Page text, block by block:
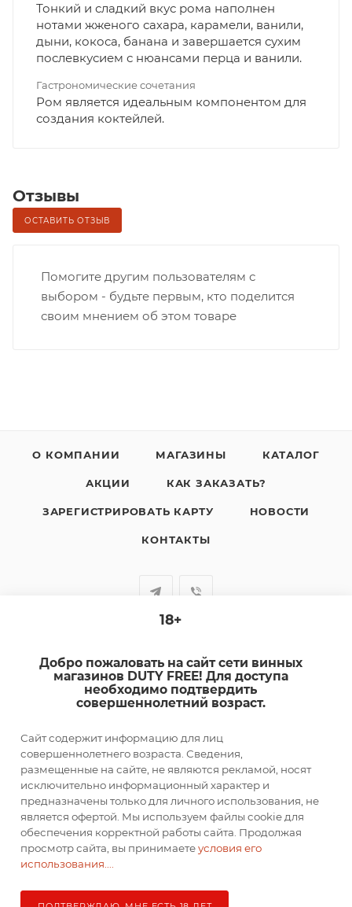
Тонкий и сладкий вкус рома наполнен
нотами жженого сахара, карамели, ванили,
дыни, кокоса, банана и завершается сухим
послевкусием с нюансами перца и ванили.
Гастрономические сочетания
Ром является идеальным компонентом для
создания коктейлей.
Отзывы
ОСТАВИТЬ ОТЗЫВ
Помогите другим пользователям с
выбором - будьте первым, кто поделится
своим мнением об этом товаре
О КОМПАНИИ МАГАЗИНЫ КАТАЛОГ
АКЦИИ КАК ЗАКАЗАТЬ?
ЗАРЕГИСТРИРОВАТЬ КАРТУ НОВОСТИ
КОНТАКТЫ
sale@dutyfree-online.ru
г. Кострома, ул. Шагова, д. 221, кв. 24
ПОДПИСАТЬСЯ НА РАССЫЛКУ
ПОЛИТИКА КОНФИДЕНЦИАЛЬНОСТИ
2026 © DUTY FREE
18+
Добро пожаловать на сайт сети винных
магазинов DUTY FREE! Для доступа
необходимо подтвердить
совершеннолетний возраст.
Сайт содержит информацию для лиц
совершеннолетнего возраста. Сведения,
размещенные на сайте, не являются рекламой, носят
исключительно информационный характер и
предназначены только для личного использования, не
является офертой. Мы используем файлы cookie для
обеспечения корректной работы сайта. Продолжая
просмотр сайта, вы принимаетеусловия его
использования....